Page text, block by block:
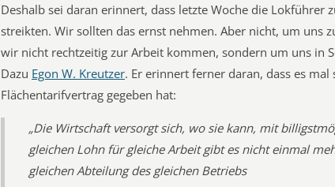
Deshalb sei daran erinnert, dass letzte Woche die Lokführer
streikten. Wir sollten das ernst nehmen. Aber nicht, um uns
wir nicht rechtzeitig zur Arbeit kommen, sondern um uns in
Dazu Egon W. Kreutzer. Er erinnert ferner daran, dass es mal
Flächentarifvertrag gegeben hat:
„Die Wirtschaft versorgt sich, wo sie kann, mit
gleichen Lohn für gleiche Arbeit gibt es nicht einmal
gleichen Abteilung des gleichen Betriebs